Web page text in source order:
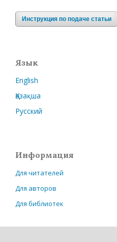
Инструкция по подаче статьи
Язык
English
Қазақша
Русский
Информация
Для читателей
Для авторов
Для библиотек